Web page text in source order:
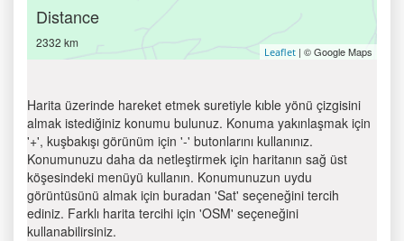
Distance
2332 km
Leaflet | © Google Maps
Harita üzerinde hareket etmek suretiyle kıble yönü çizgisini
almak istediğiniz konumu bulunuz. Konuma yakınlaşmak için
'+', kuşbakışı görünüm için '-' butonlarını kullanınız.
Konumunuzu daha da netleştirmek için haritanın sağ üst
köşesindeki menüyü kullanın. Konumunuzun uydu
görüntüsünü almak için buradan 'Sat' seçeneğini tercih
ediniz. Farklı harita tercihi için 'OSM' seçeneğini
kullanabilirsiniz.